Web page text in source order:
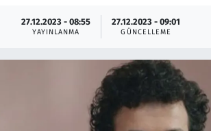
27.12.2023 - 08:55
YAYINLANMA
27.12.2023 - 09:01
GÜNCELLEME